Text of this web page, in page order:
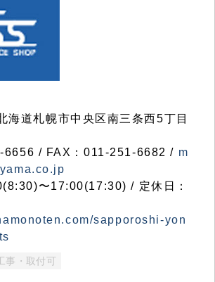
道札幌市中央区南三条西5丁目
6656 / FAX：011-251-6682 / m
〜17:00(17:30) / 定休日：
sapporoshi-yon
事・取付可